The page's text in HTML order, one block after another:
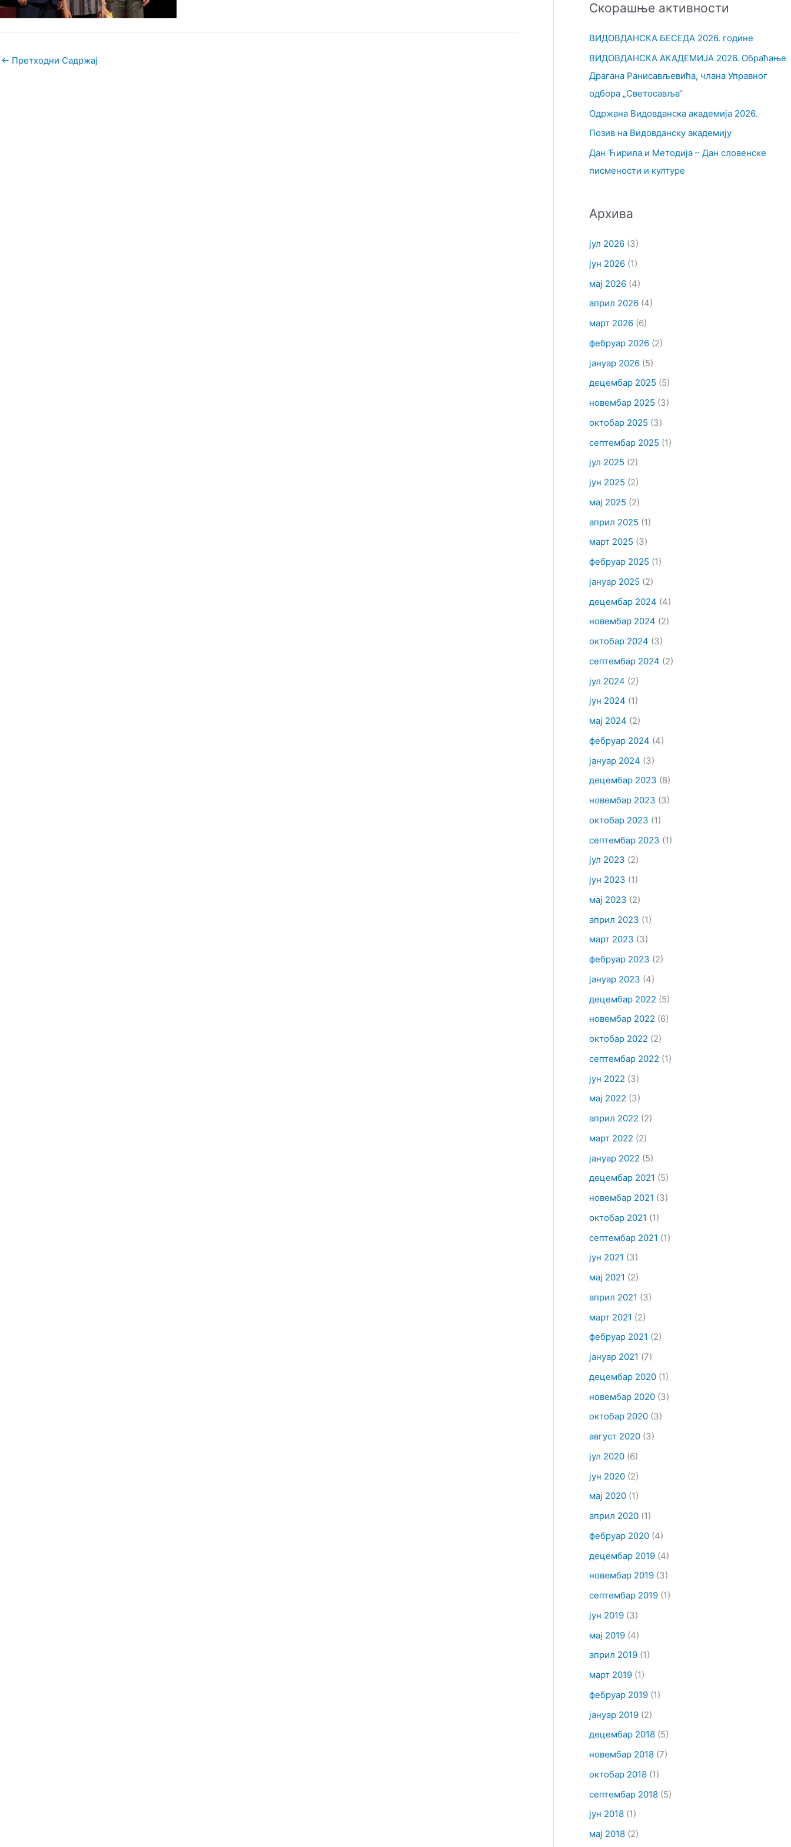
← Претходни Садржај
т
р
а
:
Скорашње активности
ВИДОВДАНСКА БЕСЕДА 2026. године
ВИДОВДАНСКА АКАДЕМИЈА 2026. Обраћање
Драгана Ранисављевића, члана Управног
одбора „Светосавља“
Одржана Видовданска академија 2026.
Позив на Видовданску академију
Дан Ћирила и Методија – Дан словенске
писмености и културе
Архива
јул 2026(3)
јун 2026(1)
мај 2026(4)
април 2026(4)
март 2026(6)
фебруар 2026(2)
јануар 2026(5)
децембар 2025 (5)
новембар 2025 (3)
октобар 2025 (3)
септембар 2025 (1)
јул 2025 (2)
јун 2025 (2)
мај 2025 (2)
април 2025 (1)
март 2025 (3)
фебруар 2025 (1)
јануар 2025 (2)
децембар 2024 (4)
новембар 2024 (2)
октобар 2024 (3)
септембар 2024 (2)
јул 2024 (2)
јун 2024 (1)
мај 2024 (2)
фебруар 2024 (4)
јануар 2024 (3)
децембар 2023 (8)
новембар 2023 (3)
октобар 2023 (1)
септембар 2023 (1)
јул 2023 (2)
јун 2023 (1)
мај 2023 (2)
април 2023 (1)
март 2023 (3)
фебруар 2023 (2)
јануар 2023 (4)
децембар 2022 (5)
новембар 2022 (6)
октобар 2022 (2)
септембар 2022 (1)
јун 2022 (3)
мај 2022 (3)
април 2022 (2)
март 2022 (2)
јануар 2022 (5)
децембар 2021 (5)
новембар 2021 (3)
октобар 2021 (1)
септембар 2021 (1)
јун 2021 (3)
мај 2021 (2)
април 2021 (3)
март 2021 (2)
фебруар 2021 (2)
јануар 2021 (7)
децембар 2020(1)
новембар 2020(3)
октобар 2020(3)
август 2020(3)
јул 2020(6)
јун 2020(2)
мај 2020(1)
април 2020(1)
фебруар 2020(4)
децембар 2019(4)
новембар 2019(3)
септембар 2019(1)
јун 2019(3)
мај 2019(4)
април 2019(1)
март 2019(1)
фебруар 2019(1)
јануар 2019(2)
децембар 2018(5)
новембар 2018(7)
октобар 2018(1)
септембар 2018(5)
јун 2018(1)
мај 2018(2)